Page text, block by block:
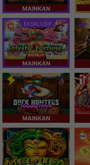
MAINKAN
EKSKLUSIF
MAINKAN
MAINKAN